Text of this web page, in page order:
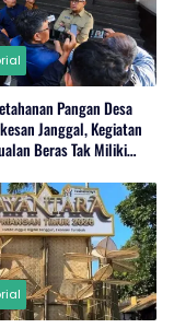
Pangan Desa
Janggal, Kegiatan
Beras Tak Miliki